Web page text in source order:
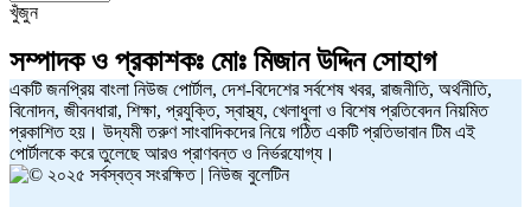
খুঁজুন
সম্পাদক ও প্রকাশকঃ মোঃ মিজান উদ্দিন সোহাগ
একটি জনপ্রিয় বাংলা নিউজ পোর্টাল, দেশ-বিদেশের সর্বশেষ খবর, রাজনীতি, অর্থনীতি,
বিনোদন, জীবনধারা, শিক্ষা, প্রযুক্তি, স্বাস্থ্য, খেলাধুলা ও বিশেষ প্রতিবেদন নিয়মিত
প্রকাশিত হয়। উদ্যমী তরুণ সাংবাদিকদের নিয়ে গঠিত একটি প্রতিভাবান টিম এই
পোর্টালকে করে তুলেছে আরও প্রাণবন্ত ও নির্ভরযোগ্য।